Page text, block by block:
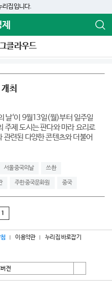
리집입니다.
클라우드
최
날‘이 9월13일(월)부터 일주일
주제 도시는 판다와 마라 요리로
련된 다양한 콘텐츠와 더불어
서울중국의날 쓰촨
주한중국문화원 중국
1
이용약관 누리집 바로잡기
전